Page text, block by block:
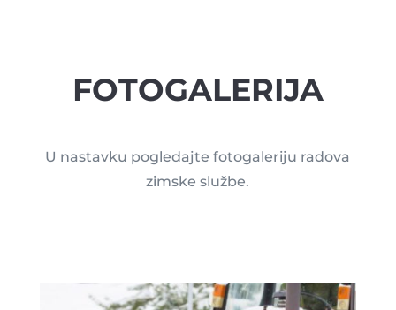
FOTOGALERIJA
U nastavku pogledajte fotogaleriju radova
zimske službe.